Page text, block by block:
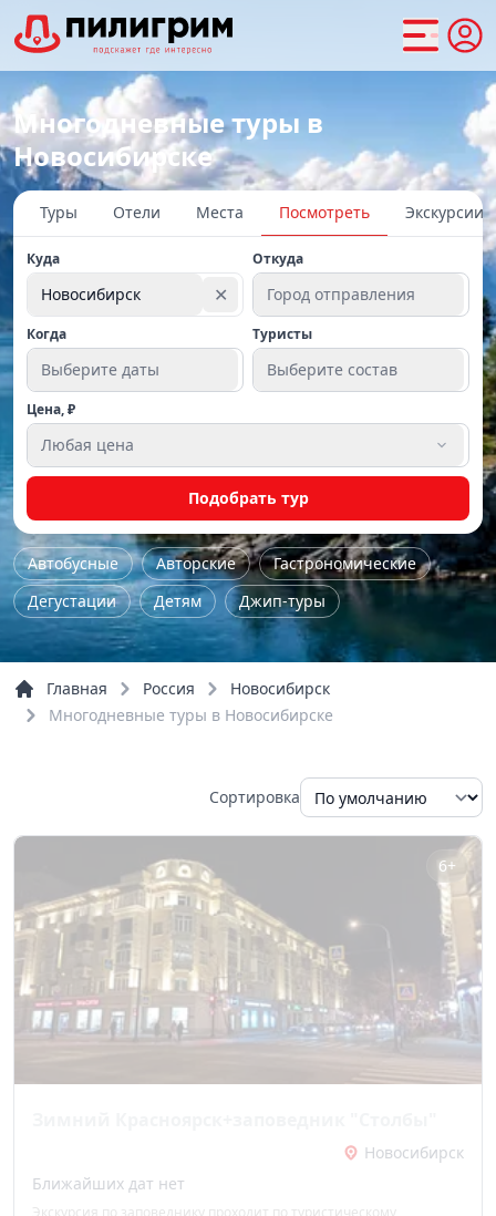
Многодневные туры в
Новосибирске
Туры Отели Места Посмотреть Экскурсии
Куда
Новосибирск ✕
Откуда
Город отправления
Когда
Выберите даты
Туристы
Выберите состав
Цена, ₽
Любая цена
Подобрать тур
Автобусные Авторские
Гастрономические
Дегустации
Детям
Джип-туры
Железнодорожные
Женские
Йога - туры
Культурно-исторические
Мастер-класс
По области
Речные прогулки
Главная Россия
Новосибирск
Многодневные туры в Новосибирске
Сортировка
6+
Новосибирск
Ближайших дат нет
Экскурсия по заповеднику проходит по туристическому